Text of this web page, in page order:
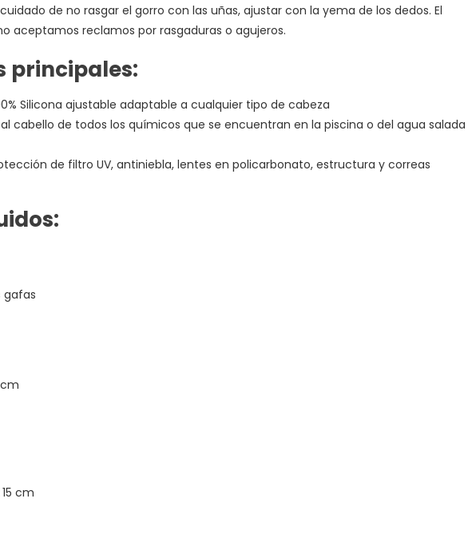
de no rasgar el gorro con las uñas, ajustar con la yema de los dedos. El
aceptamos reclamos por rasgaduras o agujeros.
principales:
Silicona ajustable adaptable a cualquier tipo de cabeza
cabello de todos los químicos que se encuentran en la piscina o del agua salada
de filtro UV, antiniebla, lentes en policarbonato, estructura y correas
gafas
cm